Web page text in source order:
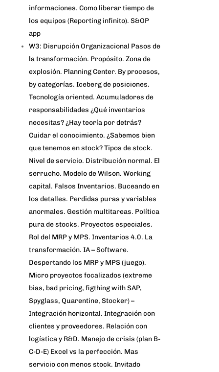
informaciones. Como liberar tiempo de
los equipos (Reporting infinito). S&OP
app
W3: Disrupción Organizacional Pasos de
la transformación. Propósito. Zona de
explosión. Planning Center. By procesos,
by categorías. Iceberg de posiciones.
Tecnología oriented. Acumuladores de
responsabilidades ¿Qué inventarios
necesitas? ¿Hay teoría por detrás?
Cuidar el conocimiento. ¿Sabemos bien
que tenemos en stock? Tipos de stock.
Nivel de servicio. Distribución normal. El
serrucho. Modelo de Wilson. Working
capital. Falsos Inventarios. Buceando en
los detalles. Perdidas puras y variables
anormales. Gestión multitareas. Política
pura de stocks. Proyectos especiales.
Rol del MRP y MPS. Inventarios 4.0. La
transformación. IA – Software.
Despertando los MRP y MPS (juego).
Micro proyectos focalizados (extreme
bias, bad pricing, figthing with SAP,
Spyglass, Quarentine, Stocker) –
Integración horizontal. Integración con
clientes y proveedores. Relación con
logística y R&D. Manejo de crisis (plan B-
C-D-E) Excel vs la perfección. Mas
servicio con menos stock. Invitado